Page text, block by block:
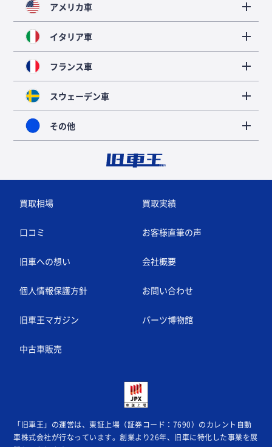
アメリカ車
イタリア車
フランス車
スウェーデン車
その他
買取相場 買取実績
口コミ お客様直筆の声
旧車への想い 会社概要
個人情報保護方針 お問い合わせ
旧車王マガジン パーツ博物館
中古車販売
「旧車王」の運営は、東証上場（証券コード：7690）のカレント自動
車株式会社が行なっています。創業より26年、旧車に特化した事業を展